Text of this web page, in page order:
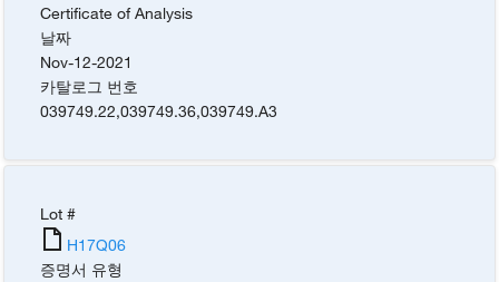
Certificate of Analysis
날짜
Nov-12-2021
카탈로그 번호
039749.22,039749.36,039749.A3
Lot #
H17Q06
증명서 유형